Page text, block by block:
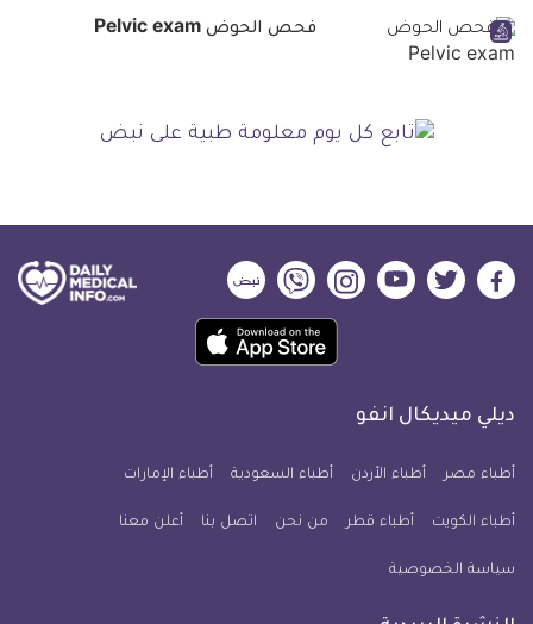
فحص الحوض Pelvic exam
ديلي
فيسبوك
ديلي
تويتر
ديلي
ميديكال
يوتيوب
ديلي
ميديكال
انفو
ديلي
ميديكال
انفو
ديلي
ميديكال
انفو
حمل
تطبيق
معلومة
للآيفون
ديلي ميديكال انفو
أطباء مصر أطباء الأردن أطباء السعودية أطباء الإمارات
أطباء الكويت أطباء قطر من نحن اتصل بنا أعلن معنا
سياسة الخصوصية